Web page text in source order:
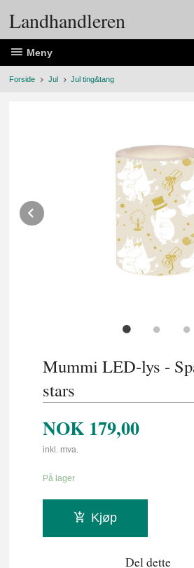
Landhandleren
Meny
Forside Jul Jul ting&tang
Prev
Mummi LED-lys -
stars
NOK 179,00
inkl. mva.
På lager
Kjøp
Del dette